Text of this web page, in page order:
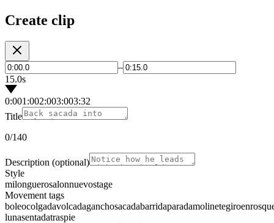
Create clip
–
15.0s
0:001:002:003:003:32
Title
0/140
Description (optional)
Style
milonguerosalonnuevostage
Movement tags
boleocolgadavolcadaganchosacadabarridaparadamolinetegiro
lunasentadatraspie